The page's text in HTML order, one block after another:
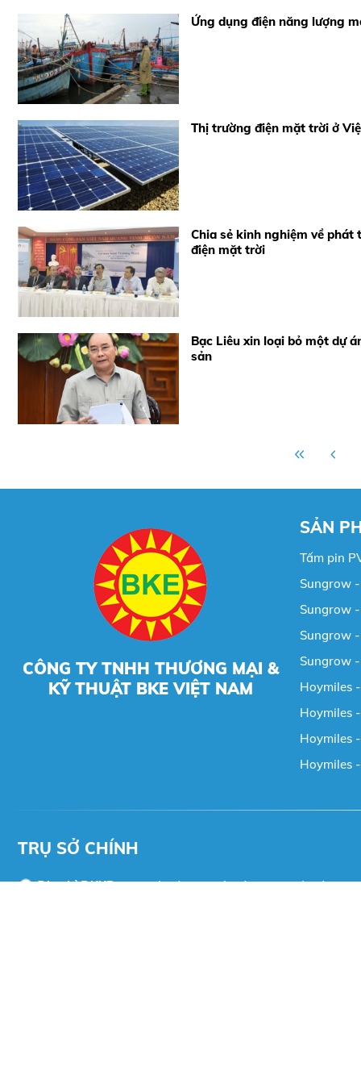
Ứng dụng điện năng lượng
Thị trường điện mặt trời ở
Chia sẻ kinh nghiệm về
điện mặt trời
Bạc Liêu xin loại bỏ một dự
sản
CÔNG TY TNHH THƯƠNG MẠI &
KỸ THUẬT BKE VIỆT NAM
SẢN
Tấm pin
Sungrow
Sungrow
Sungrow
Sungrow
Hoymiles
Hoymiles
Hoymiles
Hoymiles
TRỤ SỞ CHÍNH
Địa chỉ ĐKKD:Khu Hà Trì 5, P. Hà Đông, TP. Hà Nội